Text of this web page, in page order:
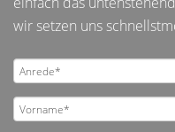
wir setzen uns